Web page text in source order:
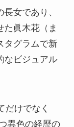
女であり、
た眞木花（ま
タグラムで新
なビジュアル
だけでなく
異色の経歴の